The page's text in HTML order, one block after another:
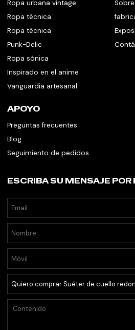
Ropa urbana vintage
Ropa técnica
Ropa técnica
Punk-Delic
Ropa sónica
Inspirado en el anime
Vanguardia artesanal
APOYO
Preguntas frecuentes
Blog
Seguimiento de pedidos
ESCRIBA SU MENSAJE POR